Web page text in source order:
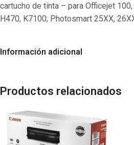
cartucho de tinta – para Officejet
H470, K7100; Photosmart 25XX,
Información adicional
Productos relacionados